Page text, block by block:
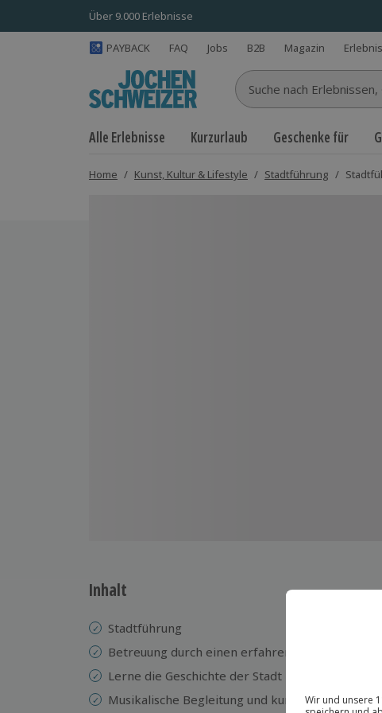
Über 9.000 Erlebnisse
PAYBACK FAQ Jobs B2B Magazin
Suche nach Erlebnissen...
Alle Erlebnisse Kurzurlaub Geschenke für
Home / Kunst, Kultur & Lifestyle / Stadtführung /
Inhalt
Stadtführung
Betreuung durch einen erfahrenen Guide
Lerne die Geschichte der Stadt kennen
Musikalische Begleitung und kurze Stopps (2-3